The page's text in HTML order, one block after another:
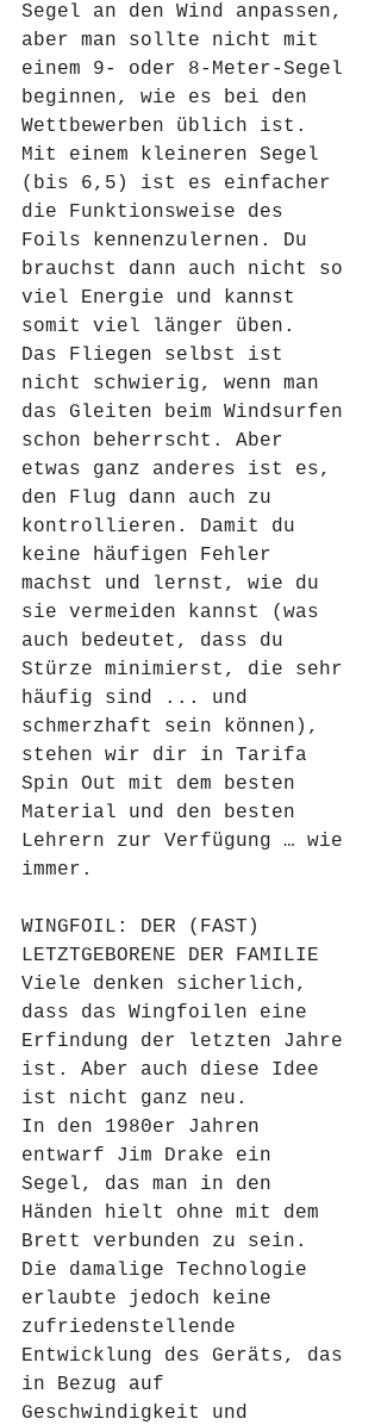
Segel an den Wind anpassen,
aber man sollte nicht mit
einem 9- oder 8-Meter-Segel
beginnen, wie es bei den
Wettbewerben üblich ist.
Mit einem kleineren Segel
(bis 6,5) ist es einfacher
die Funktionsweise des
Foils kennenzulernen. Du
brauchst dann auch nicht so
viel Energie und kannst
somit viel länger üben.
Das Fliegen selbst ist
nicht schwierig, wenn man
das Gleiten beim Windsurfen
schon beherrscht. Aber
etwas ganz anderes ist es,
den Flug dann auch zu
kontrollieren. Damit du
keine häufigen Fehler
machst und lernst, wie du
sie vermeiden kannst (was
auch bedeutet, dass du
Stürze minimierst, die sehr
häufig sind ... und
schmerzhaft sein können),
stehen wir dir in Tarifa
Spin Out mit dem besten
Material und den besten
Lehrern zur Verfügung … wie
immer.
WINGFOIL: DER (FAST)
LETZTGEBORENE DER FAMILIE
Viele denken sicherlich,
dass das Wingfoilen eine
Erfindung der letzten Jahre
ist. Aber auch diese Idee
ist nicht ganz neu.
In den 1980er Jahren
entwarf Jim Drake ein
Segel, das man in den
Händen hielt ohne mit dem
Brett verbunden zu sein.
Die damalige Technologie
erlaubte jedoch keine
zufriedenstellende
Entwicklung des Geräts, das
in Bezug auf
Geschwindigkeit und